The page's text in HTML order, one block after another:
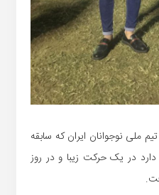
نوجوانان ایران که سابقه
دارد در یک حرکت زیبا و در روز